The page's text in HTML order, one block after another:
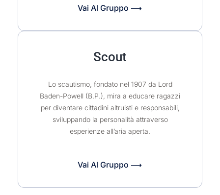
Vai Al Gruppo ⟶
Scout
Lo scautismo, fondato nel 1907 da Lord
Baden-Powell (B.P.), mira a educare ragazzi
per diventare cittadini altruisti e responsabili,
sviluppando la personalità attraverso
esperienze all’aria aperta.
Vai Al Gruppo ⟶